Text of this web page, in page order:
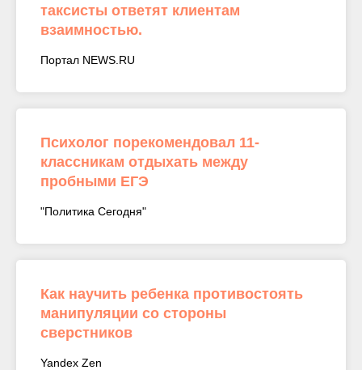
таксисты ответят клиентам
взаимностью.
Портал NEWS.RU
Психолог порекомендовал 11-
классникам отдыхать между
пробными ЕГЭ
"Политика Сегодня"
Как научить ребенка противостоять
манипуляции со стороны
сверстников
Yandex Zen